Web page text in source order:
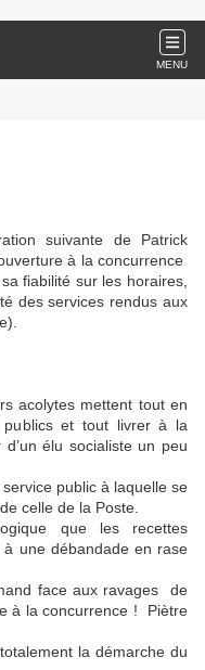
MENU
suivante de Patrick
à la concurrence
fiabilité sur les horaires,
des services rendus aux
acolytes mettent tout en
publics et tout livrer à la
élu socialiste un peu
public à laquelle se
celle de la Poste.
que les recettes
une débandade en rase
face aux ravages
de
à la concurrence !
Piètre
la démarche du